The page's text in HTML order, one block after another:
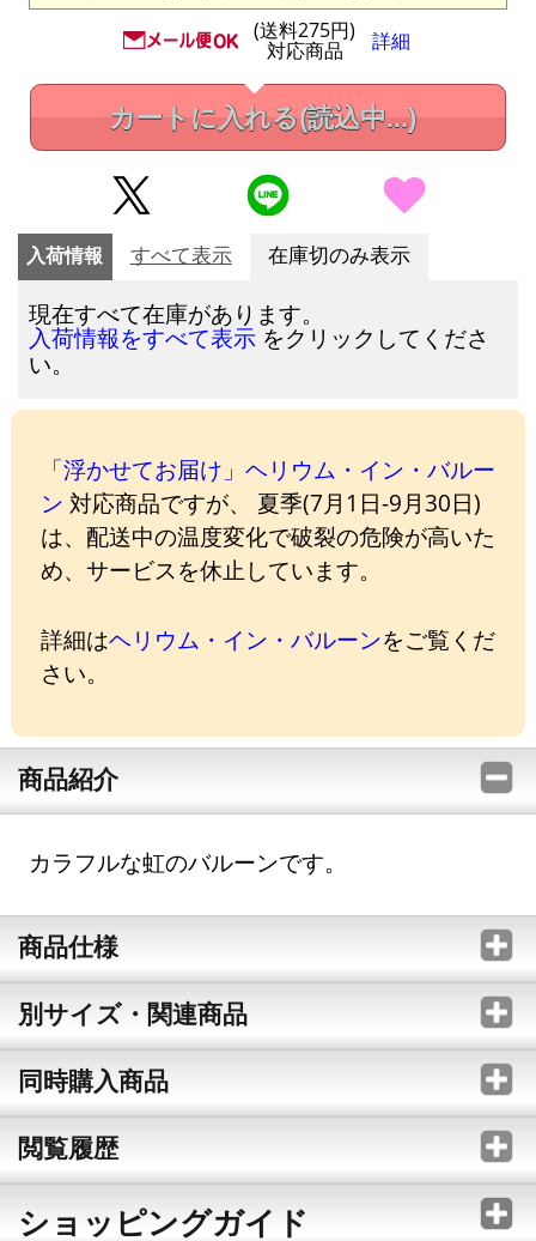
(送料275円)
対応商品 詳細
カートに入れる(読込中...)
入荷情報 すべて表示 在庫切のみ表示
現在すべて在庫があります。
入荷情報をすべて表示 をクリックしてくださ
い。
「浮かせてお届け」ヘリウム・イン・バルー
ン 対応商品ですが、 夏季(7月1日-9月30日)
は、配送中の温度変化で破裂の危険が高いた
め、サービスを休止しています。
詳細はヘリウム・イン・バルーンをご覧くだ
さい。
商品紹介
カラフルな虹のバルーンです。
商品仕様
別サイズ・関連商品
同時購入商品
閲覧履歴
ショッピングガイド